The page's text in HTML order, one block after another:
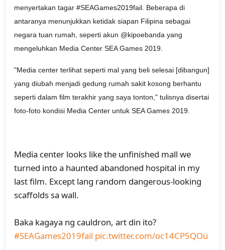
menyertakan tagar #SEAGames2019fail. Beberapa di
antaranya menunjukkan ketidak siapan Filipina sebagai
negara tuan rumah, seperti akun @kipoebanda yang
mengeluhkan Media Center SEA Games 2019.
"Media center terlihat seperti mal yang beli selesai [dibangun]
yang diubah menjadi gedung rumah sakit kosong berhantu
seperti dalam film terakhir yang saya tonton," tulisnya disertai
foto-foto kondisi Media Center untuk SEA Games 2019.
Media center looks like the unfinished mall we
turned into a haunted abandoned hospital in my
last film. Except lang random dangerous-looking
scaffolds sa wall.
Baka kagaya ng cauldron, art din ito?
#SEAGames2019fail pic.twitter.com/oc14CP5QOu